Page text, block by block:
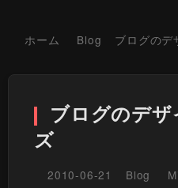
ホーム Blog ブログのデ
ブログのデ
ズ
2010-06-21 Blog